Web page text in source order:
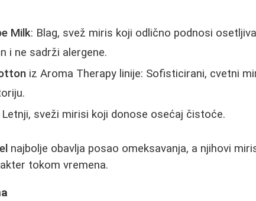
Milk: Blag, svež miris koji odlično podnosi
i ne sadrži alergene.
iz Aroma Therapy linije: Sofisticirani, cvetni
Letnji, sveži mirisi koji donose osećaj čistoće.
najbolje obavlja posao omeksavanja, a njihovi
tokom vremena.